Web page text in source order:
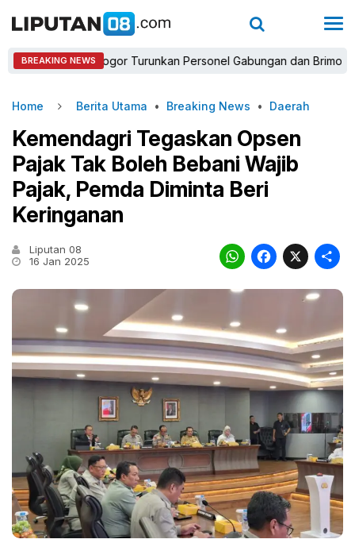
BREAKING NEWS
Bogor Turunkan Personel Gabungan dan Brimob,
Home Berita Utama • Breaking News • Daerah
Kemendagri Tegaskan Opsen
Pajak Tak Boleh Bebani Wajib
Pajak, Pemda Diminta Beri
Keringanan
Liputan 08
16 Jan 2025
X